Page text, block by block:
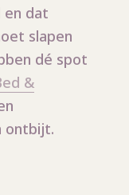
en dat
slapen
dé spot
&
ontbijt.